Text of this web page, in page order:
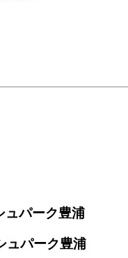
ュパーク豊浦
ュパーク豊浦